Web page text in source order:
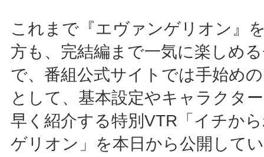
これまで『エヴァンゲリオン』
方も、完結編まで一気に楽しめ
で、番組公式サイトでは手始め
として、基本設定やキャラクタ
早く紹介する特別VTR「イチか
ゲリオン」を本日から公開して